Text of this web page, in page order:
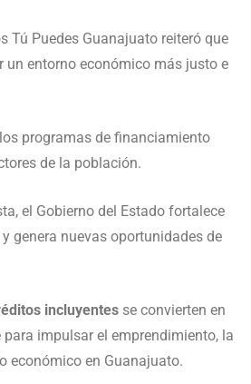
Tú Puedes Guanajuato reiteró que
un entorno económico más justo e
programas de financiamiento
de la población.
el Gobierno del Estado fortalece
genera nuevas oportunidades de
incluyentes se convierten en
impulsar el emprendimiento, la
económico en Guanajuato.